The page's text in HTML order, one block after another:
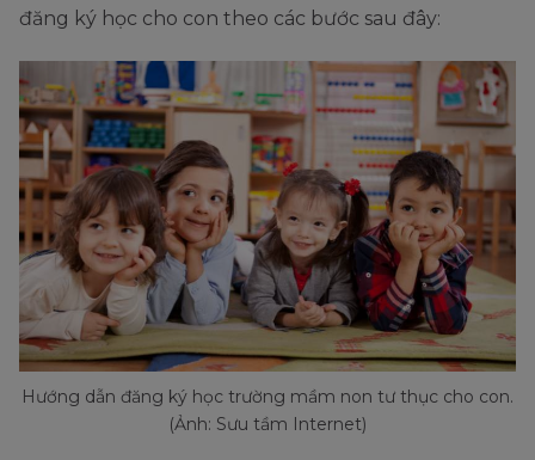
đăng ký học cho con theo các bước sau đây:
Hướng dẫn đăng ký học trường mầm non tư thục cho con.
(Ảnh: Sưu tầm Internet)